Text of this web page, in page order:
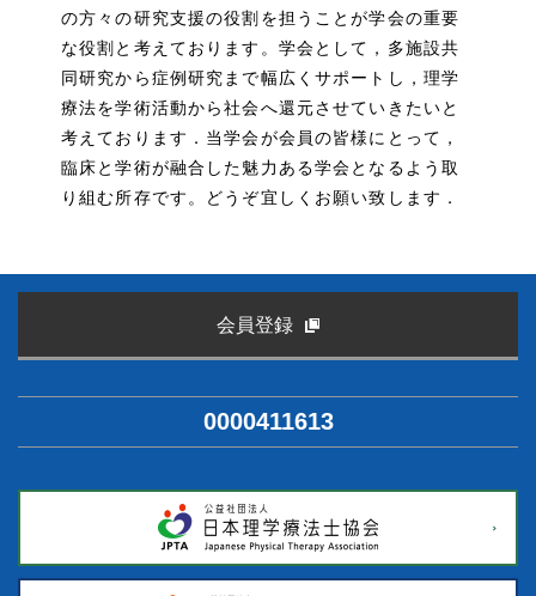
の方々の研究支援の役割を担うことが学会の重要
な役割と考えております。学会として，多施設共
同研究から症例研究まで幅広くサポートし，理学
療法を学術活動から社会へ還元させていきたいと
考えております．当学会が会員の皆様にとって，
臨床と学術が融合した魅力ある学会となるよう取
り組む所存です。どうぞ宜しくお願い致します．
会員登録
0000411613